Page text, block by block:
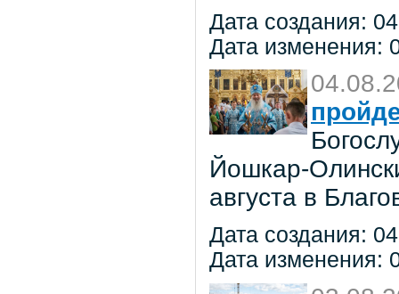
Дата создания:
Дата изменения:
Йошкар-
августа в
Дата создания:
Дата изменения: